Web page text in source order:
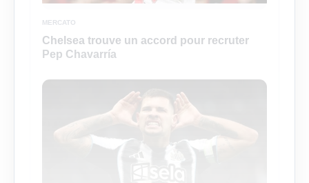
MERCATO
Chelsea trouve un accord pour recruter
Pep Chavarría